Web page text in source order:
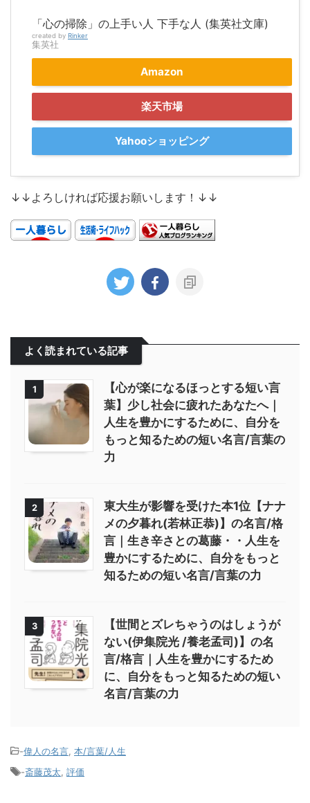
「心の掃除」の上手い人 下手な人 (集英社文庫)
created by Rinker
集英社
Amazon
楽天市場
Yahooショッピング
↓↓よろしければ応援お願いします！↓↓
よく読まれている記事
1
【心が楽になるほっとする短い言
葉】少し社会に疲れたあなたへ｜
人生を豊かにするために、自分を
もっと知るための短い名言/言葉の
力
2
東大生が影響を受けた本1位【ナナ
メの夕暮れ(若林正恭)】の名言/格
言｜生き辛さとの葛藤・・人生を
豊かにするために、自分をもっと
知るための短い名言/言葉の力
3
【世間とズレちゃうのはしょうが
ない(伊集院光 /養老孟司)】の名
言/格言｜人生を豊かにするため
に、自分をもっと知るための短い
名言/言葉の力
-偉人の名言 本/言葉/人生
-斎藤茂太 評価